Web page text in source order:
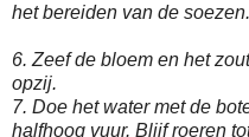
het bereiden van de soezen.
6. Zeef de bloem en het
opzij.
7. Doe het water met de
halfhoog vuur. Blijf roeren